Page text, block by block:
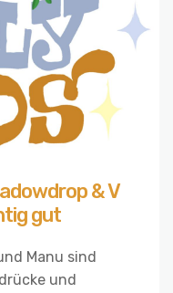
& V
gut
Manu sind
und